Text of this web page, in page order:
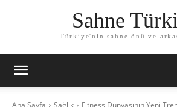
Sahne
Türkiye'nin sahne önü ve
Ana Sayfa Sağlık
Fitness Dünyasının Yeni